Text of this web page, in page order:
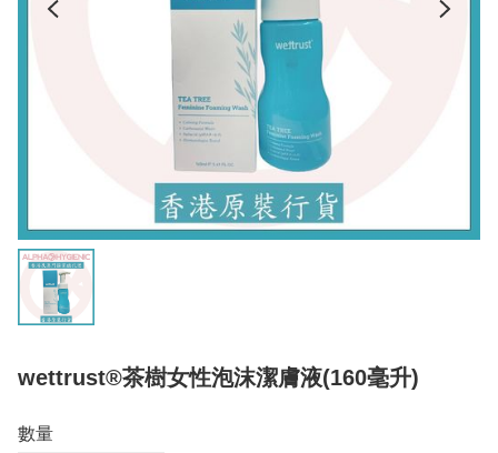
wettrust®️茶樹女性泡沫潔膚液(160毫升)
數量